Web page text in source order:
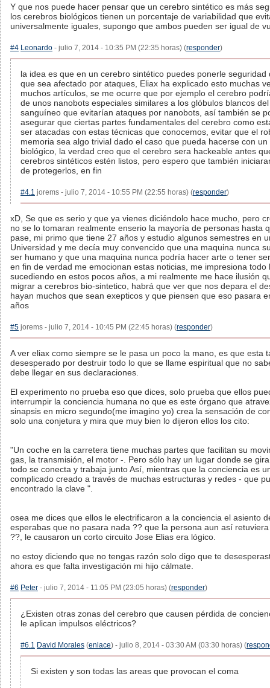
Y que nos puede hacer pensar que un cerebro sintético es más
los cerebros biológicos tienen un porcentaje de variabilidad que
universalmente iguales, supongo que ambos pueden ser igual de
#4 Leonardo - julio 7, 2014 - 10:35 PM (22:35 horas) (responder)
la idea es que en un cerebro sintético puedes ponerle seguridad
que sea afectado por ataques, Eliax ha explicado esto muchas
muchos artículos, se me ocurre que por ejemplo el cerebro
de unos nanobots especiales similares a los glóbulos blancos
sanguíneo que evitarían ataques por nanobots, así también se
asegurar que ciertas partes fundamentales del cerebro como
ser atacadas con estas técnicas que conocemos, evitar que el
memoria sea algo trivial dado el caso que pueda hacerse con
biológico, la verdad creo que el cerebro sera hackeable antes
cerebros sintéticos estén listos, pero espero que también
de protegerlos, en fin
#4.1 jorems - julio 7, 2014 - 10:55 PM (22:55 horas) (responder)
xD, Se que es serio y que ya vienes diciéndolo hace mucho, pero
no se lo tomaran realmente enserio la mayoría de personas hasta
pase, mi primo que tiene 27 años y estudio algunos semestres en
Universidad y me decía muy convencido que una maquina nunca
ser humano y que una maquina nunca podría hacer arte o tener
en fin de verdad me emocionan estas noticias, me impresiona todo
sucediendo en estos pocos años, a mi realmente me hace ilusión
migrar a cerebros bio-sintetico, habrá que ver que nos depara el
hayan muchos que sean exepticos y que piensen que eso pasara
años
#5 jorems - julio 7, 2014 - 10:45 PM (22:45 horas) (responder)
A ver eliax como siempre se le pasa un poco la mano, es que esta
desesperado por destruir todo lo que se llame espiritual que no
debe llegar en sus declaraciones.
El experimento no prueba eso que dices, solo prueba que ellos
interrumpir la conciencia humana no que es este órgano que
sinapsis en micro segundo(me imagino yo) crea la sensación de
solo una conjetura y mira que muy bien lo dijeron ellos los cito:
"Un coche en la carretera tiene muchas partes que facilitan su
gas, la transmisión, el motor -. Pero sólo hay un lugar donde se
todo se conecta y trabaja junto Así, mientras que la conciencia es
complicado creado a través de muchas estructuras y redes - que
encontrado la clave ".
osea me dices que ellos le electrificaron a la conciencia el asiento
esperabas que no pasara nada ?? que la persona aun así
??, le causaron un corto circuito Jose Elias era lógico.
no estoy diciendo que no tengas razón solo digo que te
ahora es que falta investigación mi hijo cálmate.
#6 Peter - julio 7, 2014 - 11:05 PM (23:05 horas) (responder)
¿Existen otras zonas del cerebro que causen pérdida de
le aplican impulsos eléctricos?
#6.1 David Morales (enlace) - julio 8, 2014 - 03:30 AM (03:30 horas) (
Si existen y son todas las areas que provocan el coma